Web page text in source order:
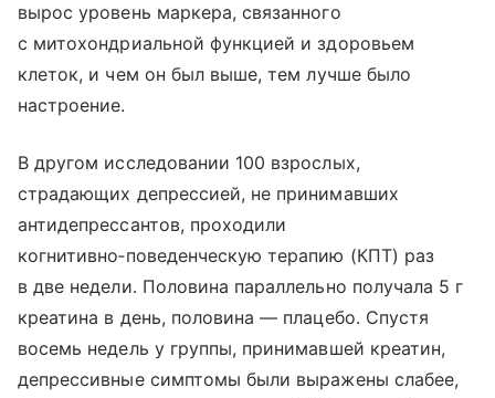
вырос уровень маркера, связанного
с митохондриальной функцией и здоровьем
клеток, и чем он был выше, тем лучше было
настроение.
В другом исследовании 100 взрослых,
страдающих депрессией, не принимавших
антидепрессантов, проходили
когнитивно‑поведенческую терапию (КПТ) раз
в две недели. Половина параллельно получала 5 г
креатина в день, половина — плацебо. Спустя
восемь недель у группы, принимавшей креатин,
депрессивные симптомы были выражены слабее,